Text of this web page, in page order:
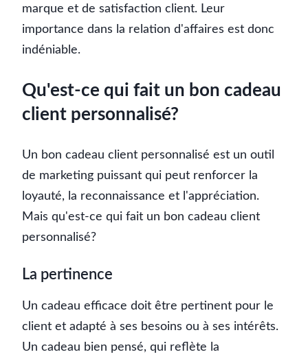
marque et de satisfaction client. Leur
importance dans la relation d'affaires est donc
indéniable.
Qu'est-ce qui fait un bon cadeau
client personnalisé?
Un bon cadeau client personnalisé est un outil
de marketing puissant qui peut renforcer la
loyauté, la reconnaissance et l'appréciation.
Mais qu'est-ce qui fait un bon cadeau client
personnalisé?
La pertinence
Un cadeau efficace doit être pertinent pour le
client et adapté à ses besoins ou à ses intérêts.
Un cadeau bien pensé, qui reflète la